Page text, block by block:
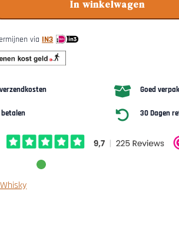
In winkelwagen
via IN3
Goed
betalen 30 Dagen